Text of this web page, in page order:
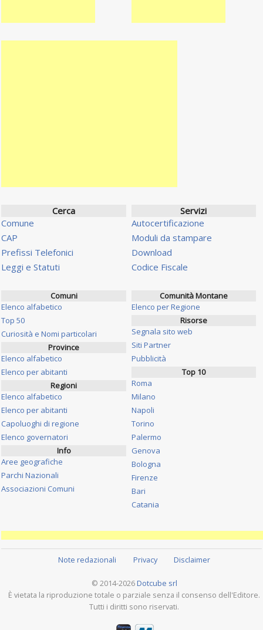
Cerca
Comune
CAP
Prefissi Telefonici
Leggi e Statuti
Servizi
Autocertificazione
Moduli da stampare
Download
Codice Fiscale
Comuni
Elenco alfabetico
Top 50
Curiosità e Nomi particolari
Province
Elenco alfabetico
Elenco per abitanti
Regioni
Elenco alfabetico
Elenco per abitanti
Capoluoghi di regione
Elenco governatori
Info
Aree geografiche
Parchi Nazionali
Associazioni Comuni
Comunità Montane
Elenco per Regione
Risorse
Segnala sito web
Siti Partner
Pubblicità
Top 10
Roma
Milano
Napoli
Torino
Palermo
Genova
Bologna
Firenze
Bari
Catania
Note redazionali Privacy Disclaimer
© 2014-2026 Dotcube srl
È vietata la riproduzione totale o parziale senza il consenso dell'Editore.
Tutti i diritti sono riservati.